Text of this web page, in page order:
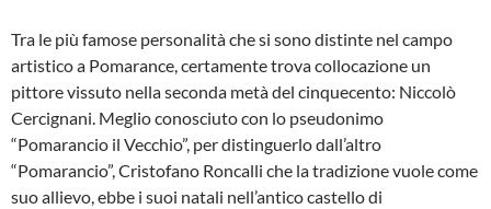
Tra le più famose personalità che si so­no distinte nel campo
artistico a Poma­rance, certamente trova collocazione un
pittore vissuto nella seconda metà del cin­quecento: Niccolò
Cercignani. Meglio conosciuto con lo pseudonimo
“Pomarancio il Vecchio”, per distinguerlo dall’altro
“Pomarancio”, Cristofano Ron­calli che la tradizione vuole come
suo al­lievo, ebbe i suoi natali nell’antico castello di